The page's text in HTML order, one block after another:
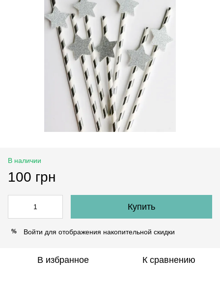
В наличии
100 грн
Купить
% Войти для отображения накопительной скидки
В избранное К сравнению